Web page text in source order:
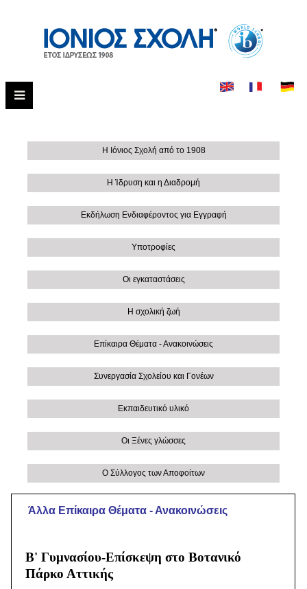
Η Ιόνιος Σχολή από το 1908
Η Ίδρυση και η Διαδρομή
Εκδήλωση Ενδιαφέροντος για Εγγραφή
Υποτροφίες
Οι εγκαταστάσεις
Η σχολική ζωή
Επίκαιρα Θέματα - Ανακοινώσεις
Συνεργασία Σχολείου και Γονέων
Εκπαιδευτικό υλικό
Οι Ξένες γλώσσες
Ο Σύλλογος των Αποφοίτων
Άλλα Eπίκαιρα Θέματα - Ανακοινώσεις
Β' Γυμνασίου-Επίσκεψη στο Βοτανικό
Πάρκο Αττικής